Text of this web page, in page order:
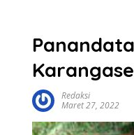
Redaksi
Maret 27, 2022